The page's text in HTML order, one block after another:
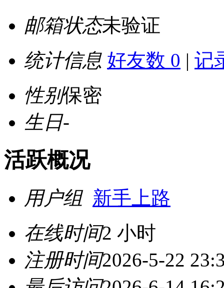
邮箱状态未验证
统计信息 好友数 0 | 记
性别保密
生日-
活跃概况
用户组 新手上路
在线时间2 小时
注册时间2026-5-22